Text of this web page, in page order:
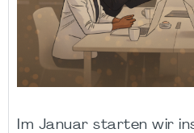
Im Januar starten wir